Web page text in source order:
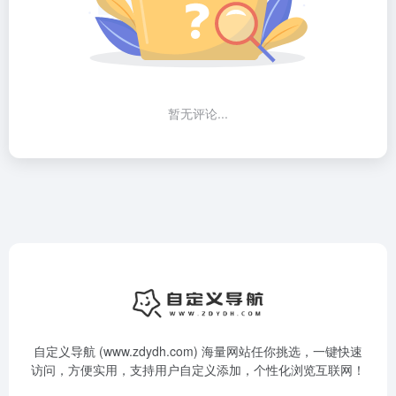
暂无评论...
自定义导航 (www.zdydh.com) 海量网站任你挑选，一键快速
访问，方便实用，支持用户自定义添加，个性化浏览互联网！